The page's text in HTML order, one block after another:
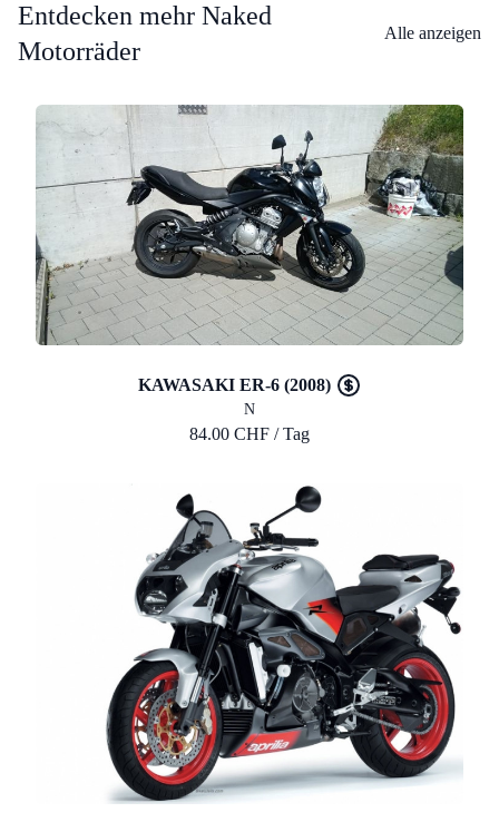
Entdecken mehr Naked
Motorräder
Alle anzeigen
KAWASAKI ER-6 (2008)
N
84.00 CHF / Tag